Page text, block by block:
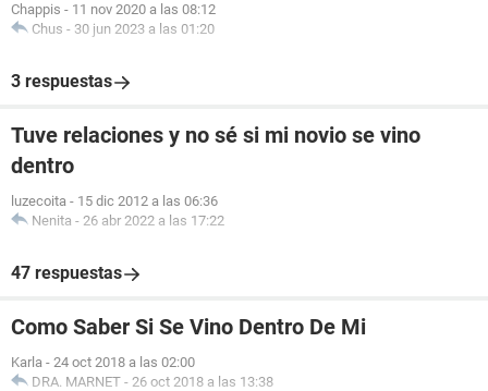
Chappis - 11 nov 2020 a las 08:12
Chus - 30 jun 2023 a las 01:20
3 respuestas
Tuve relaciones y no sé si mi novio se vino
dentro
luzecoita - 15 dic 2012 a las 06:36
Nenita - 26 abr 2022 a las 17:22
47 respuestas
Como Saber Si Se Vino Dentro De Mi
Karla - 24 oct 2018 a las 02:00
DRA. MARNET - 26 oct 2018 a las 13:38